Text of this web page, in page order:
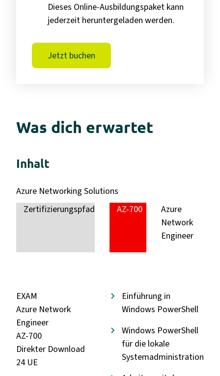
Was dich erwartet
Inhalt
Azure Networking Solutions
Zertifizierungspfad
AZ-700
Azure
Network
Engineer
EXAM
Azure Network
Engineer
AZ-700
Direkter Download
24 UE
Einführung in
Windows PowerShell
Windows PowerShell
für die lokale
Systemadministration
Dieses Online-Ausbildungspaket kann
jederzeit heruntergeladen werden.
Jetzt buchen